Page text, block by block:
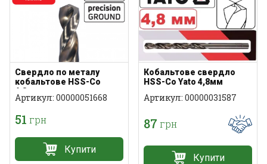
Свердло по металу
кобальтове HSS-Co
4,8мм
Артикул: 00000051668
51 грн
Купити
Кобальтове свердло
HSS-Co Yato 4,8мм
Артикул: 00000031587
87 грн
Купити